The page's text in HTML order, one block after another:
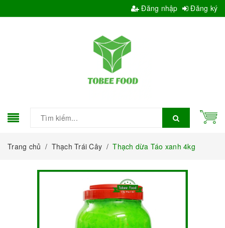
Đăng nhập Đăng ký
Trang chủ / Thạch Trái Cây / Thạch dừa Táo xanh 4kg